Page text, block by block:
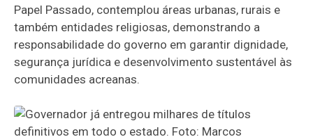
Papel Passado, contemplou áreas urbanas, rurais e
também entidades religiosas, demonstrando a
responsabilidade do governo em garantir dignidade,
segurança jurídica e desenvolvimento sustentável às
comunidades acreanas.